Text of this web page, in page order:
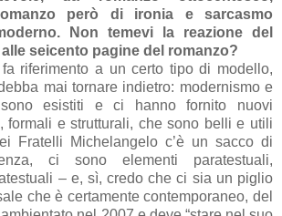
però di ironia e sarcasmo
Non temevi la reazione del
seicento pagine del romanzo?
riferimento a un certo tipo di modello,
mai tornare indietro: modernismo e
sono esistiti e ci hanno fornito nuovi
formali e strutturali, che sono belli e utili
Fratelli Michelangelo c’è un sacco di
ci sono elementi paratestuali,
– e, sì, credo che ci sia un piglio
che è certamente contemporaneo, del